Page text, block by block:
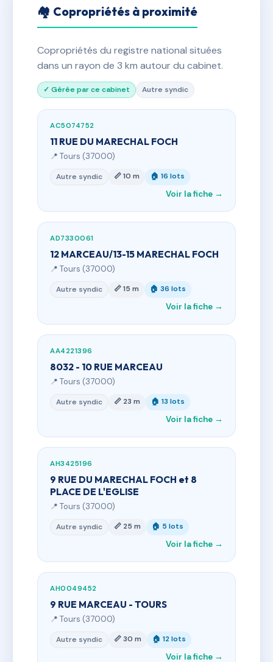
🏘 Copropriétés à proximité
Copropriétés du registre national situées
dans un rayon de 3 km autour du cabinet.
✓ Gérée par ce cabinet Autre syndic
AC5074752
11 RUE DU MARECHAL FOCH
📍 Tours (37000)
Autre syndic 📏 10 m 🏠 16 lots
Voir la fiche →
AD7330061
12 MARCEAU/13-15 MARECHAL FOCH
📍 Tours (37000)
Autre syndic 📏 15 m 🏠 36 lots
Voir la fiche →
AA4221396
8032 - 10 RUE MARCEAU
📍 Tours (37000)
Autre syndic 📏 23 m 🏠 13 lots
Voir la fiche →
AH3425196
9 RUE DU MARECHAL FOCH et 8
PLACE DE L'EGLISE
📍 Tours (37000)
Autre syndic 📏 25 m 🏠 5 lots
Voir la fiche →
AH0049452
9 RUE MARCEAU - TOURS
📍 Tours (37000)
Autre syndic 📏 30 m 🏠 12 lots
Voir la fiche →